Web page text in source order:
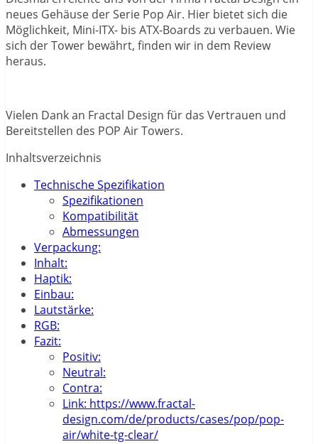
neues Gehäuse der Serie Pop Air. Hier bietet sich die
Möglichkeit, Mini-ITX- bis ATX-Boards zu verbauen. Wie
sich der Tower bewährt, finden wir in dem Review
heraus.
Vielen Dank an Fractal Design für das Vertrauen und
Bereitstellen des POP Air Towers.
Inhaltsverzeichnis
Technische Spezifikation
Spezifikationen
Kompatibilität
Abmessungen
Verpackung:
Inhalt:
Haptik:
Einbau:
Lautstärke:
RGB:
Fazit:
Positiv:
Neutral:
Contra:
Link: https://www.fractal-
design.com/de/products/cases/pop/pop-
air/white-tg-clear/